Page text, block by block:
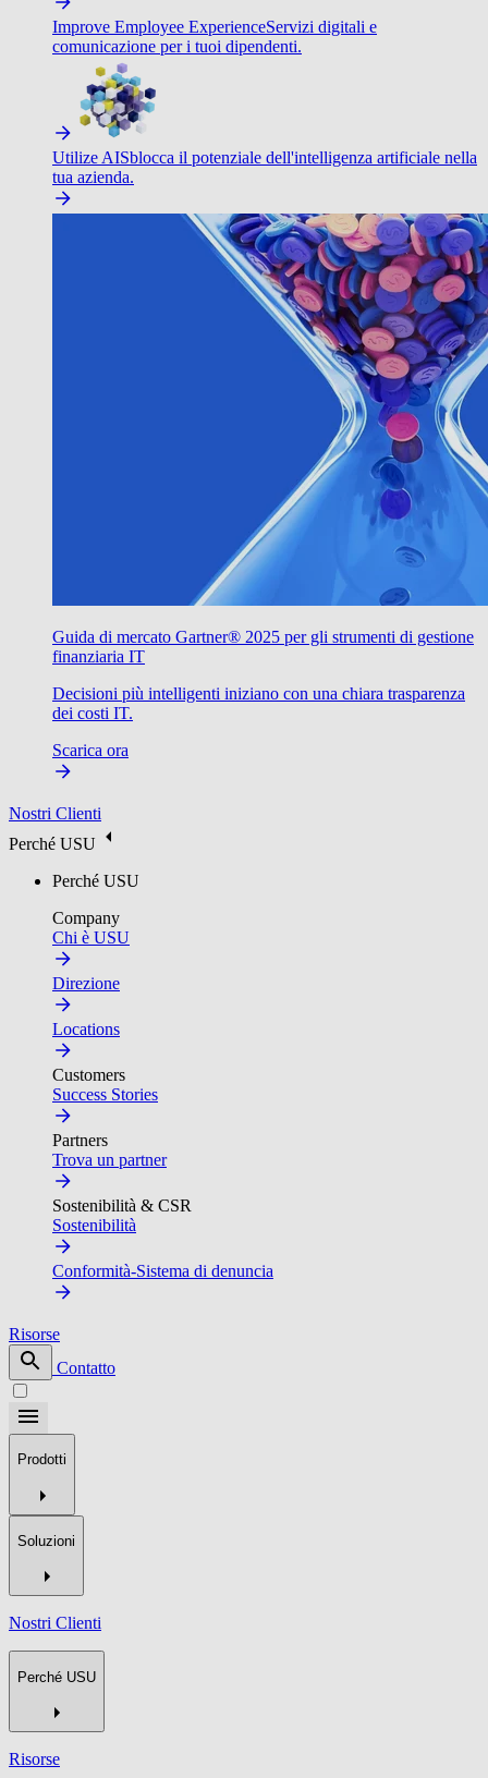
Improve Employee ExperienceServizi digitali e
comunicazione per i tuoi dipendenti.
Utilize AISblocca il potenziale dell'intelligenza artificiale nella
tua azienda.
Guida di mercato Gartner® 2025 per gli strumenti di gestione
finanziaria IT
Decisioni più intelligenti iniziano con una chiara trasparenza
dei costi IT.
Scarica ora
Nostri Clienti
Perché USU
Perché USU
Company
Chi è USU
Direzione
Locations
Customers
Success Stories
Partners
Trova un partner
Sostenibilità & CSR
Sostenibilità
Conformità-Sistema di denuncia
Risorse
Contatto
Prodotti
Soluzioni
Nostri Clienti
Perché USU
Risorse